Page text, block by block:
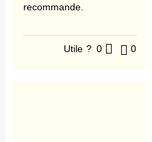
recommande.
Utile ? 0 0